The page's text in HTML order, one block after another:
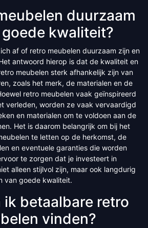
duurzaam
kwaliteit?
af of retro meubelen duurzaam zijn en
antwoord hierop is dat de kwaliteit en
meubelen sterk afhankelijk zijn van
zoals het merk, de materialen en de
retro meubelen vaak geïnspireerd
verleden, worden ze vaak vervaardigd
en materialen om te voldoen aan de
Het is daarom belangrijk om bij het
te letten op de herkomst, de
en eventuele garanties die worden
te zorgen dat je investeert in
alleen stijlvol zijn, maar ook langdurig
van goede kwaliteit.
ik betaalbare retro
vinden?